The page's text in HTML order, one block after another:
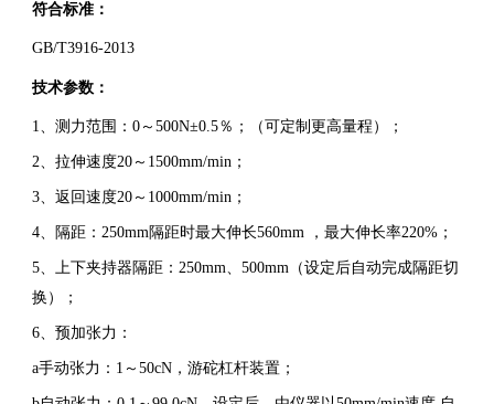
符合标准：
GB/T3916-2013
技术参数：
1、测力范围：0～500N±0.5％；（可定制更高量程）；
2、拉伸速度20～1500mm/min；
3、返回速度20～1000mm/min；
4、隔距：250mm隔距时最大伸长560mm ，最大伸长率220%；
5、上下夹持器隔距：250mm、500mm（设定后自动完成隔距切
换）；
6、预加张力：
a手动张力：1～50cN，游砣杠杆装置；